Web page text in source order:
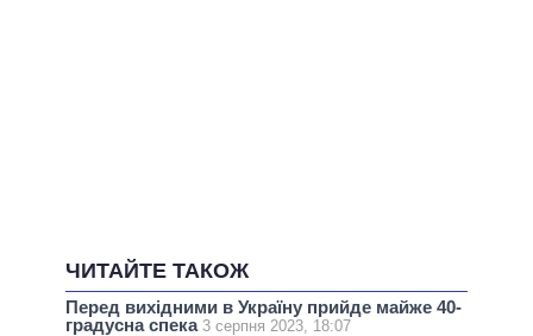
ЧИТАЙТЕ ТАКОЖ
Перед вихідними в Україну прийде майже 40-
градусна спека 3 серпня 2023, 18:07